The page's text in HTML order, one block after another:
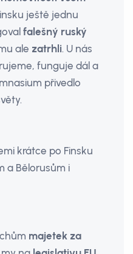
ještě jednu
falešný ruský
ale zatrhli. U nás
funguje dál a
přivedlo
krátce po Finsku
a Bělorusům i
majetek za